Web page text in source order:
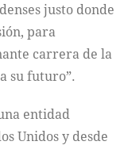
justo donde
para
carrera de la
su futuro”.
entidad
Unidos y desde